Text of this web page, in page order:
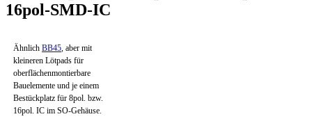
16pol-SMD-IC
Ähnlich BB45, aber mit
kleineren Lötpads für
oberflächenmontierbare
Bauelemente und je einem
Bestückplatz für 8pol. bzw.
16pol. IC im SO-Gehäuse.